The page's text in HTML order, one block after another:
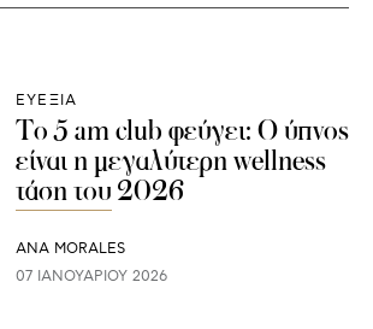
ΕΥΕΞΙΑ
Το 5 am club φεύγει: Ο ύπνος
είναι η μεγαλύτερη wellness
τάση του 2026
ANA MORALES
07 ΙΑΝΟΥΑΡΊΟΥ 2026